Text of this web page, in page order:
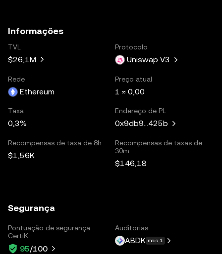
Informações
TVL
$26,1M
Protocolo
Uniswap V3
Rede
Ethereum
Preço atual
1 ≈ 0,00
Taxa
0,3%
Endereço de PL
0x9db9...425b
Recompensas de taxa de 8h
$1,56K
Recompensas de taxas de
30m
$146,18
Segurança
Pontuação de segurança
CertiK
95/100
Auditorias
ABDK mais 1